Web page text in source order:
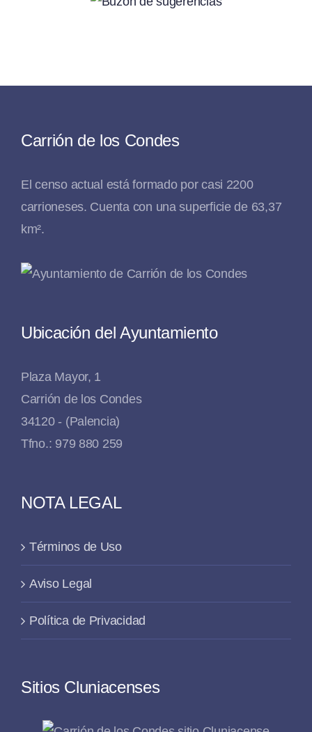
Carrión de los Condes
El censo actual está formado por casi 2200
carrioneses. Cuenta con una superficie de 63,37
km².
Ubicación del Ayuntamiento
Plaza Mayor, 1
Carrión de los Condes
34120 - (Palencia)
Tfno.: 979 880 259
NOTA LEGAL
Términos de Uso
Aviso Legal
Política de Privacidad
Sitios Cluniacenses